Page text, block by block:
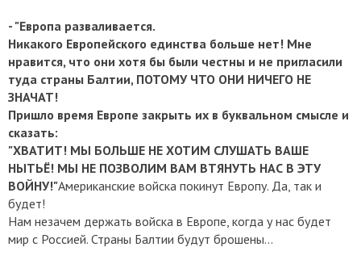
- "Европа разваливается.
Никакого Европейского единства больше нет! Мне
нравится, что они хотя бы были честны и не пригласили
туда страны Балтии, ПОТОМУ ЧТО ОНИ НИЧЕГО НЕ
ЗНАЧАТ!
Пришло время Европе закрыть их в буквальном смысле и
сказать:
"ХВАТИТ! МЫ БОЛЬШЕ НЕ ХОТИМ СЛУШАТЬ ВАШЕ
НЫТЬЁ! МЫ НЕ ПОЗВОЛИМ ВАМ ВТЯНУТЬ НАС В ЭТУ
ВОЙНУ!"Американские войска покинут Европу. Да, так и
будет!
Нам незачем держать войска в Европе, когда у нас будет
мир с Россией. Страны Балтии будут брошены...